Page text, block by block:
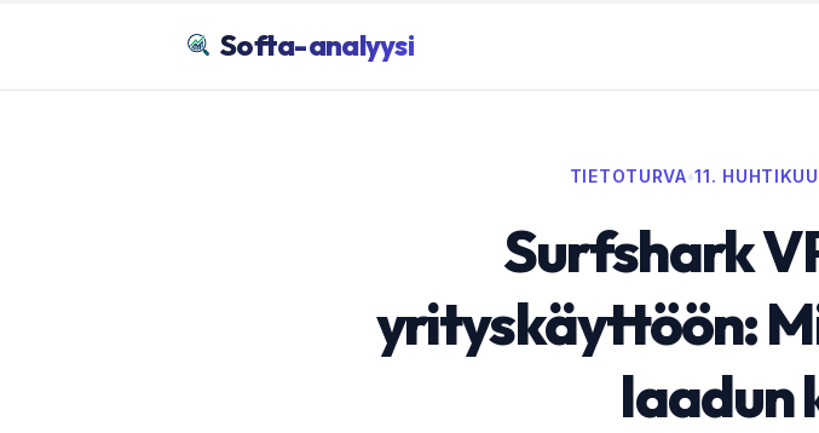
Softa-analyysi
TIETOTURVA•11.
Surfshark
yrityskäyttöön:
laadun